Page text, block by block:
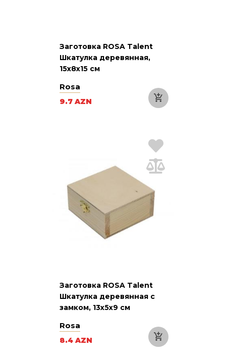
Заготовка ROSA Talent
Шкатулка деревянная,
15х8х15 см
Rosa
9.7 AZN
Заготовка ROSA Talent
Шкатулка деревянная с
замком, 13х5х9 см
Rosa
8.4 AZN